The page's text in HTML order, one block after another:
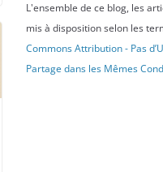
L'ensemble de ce blog, les
mis à disposition selon les
Commons Attribution - Pas
Partage dans les Mêmes